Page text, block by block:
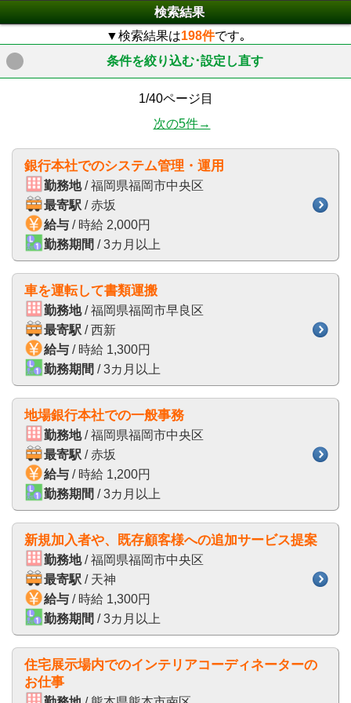
検索結果
▼検索結果は198件です｡
条件を絞り込む･設定し直す
click to expand contents
1/40ページ目
次の5件→
銀行本社でのシステム管理・運用
勤務地/ 福岡県福岡市中央区
最寄駅 / 赤坂
給与 / 時給 2,000円
勤務期間 / 3カ月以上
車を運転して書類運搬
勤務地/ 福岡県福岡市早良区
最寄駅 / 西新
給与 / 時給 1,300円
勤務期間 / 3カ月以上
地場銀行本社での一般事務
勤務地/ 福岡県福岡市中央区
最寄駅 / 赤坂
給与 / 時給 1,200円
勤務期間 / 3カ月以上
新規加入者や、既存顧客様への追加サービス提案
勤務地/ 福岡県福岡市中央区
最寄駅 / 天神
給与 / 時給 1,300円
勤務期間 / 3カ月以上
住宅展示場内でのインテリアコーディネーターの
お仕事